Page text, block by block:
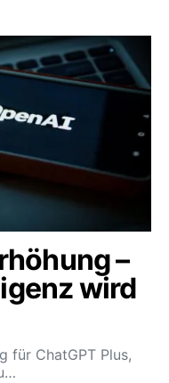
–
wird
für ChatGPT Plus,